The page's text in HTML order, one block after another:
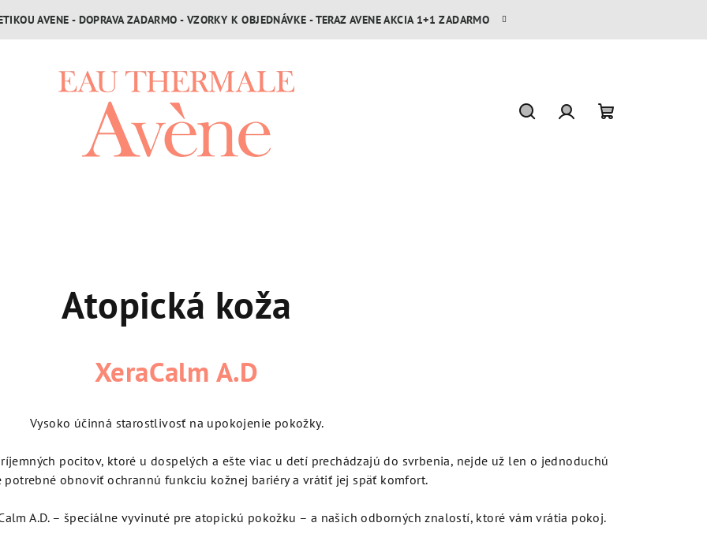
AVENE - DOPRAVA ZADARMO - VZORKY K OBJEDNÁVKE - TERAZ AVENE AKCIA 1+1 ZADARMO
Atopická koža
XeraCalm A.D
Vysoko účinná starostlivosť na upokojenie pokožky.
pocitov, ktoré u dospelých a ešte viac u detí prechádzajú do svrbenia, nejde už len o jednoduchú
potrebné obnoviť ochrannú funkciu kožnej bariéry a vrátiť jej späť komfort.
A.D. – špeciálne vyvinuté pre atopickú pokožku – a našich odborných znalostí, ktoré vám vrátia pokoj.